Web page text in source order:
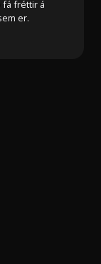
fá fréttir á
er.